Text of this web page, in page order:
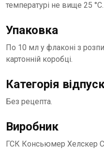
температурі не вище 25 °С.
Упаковка
По 10 мл у флаконі з
картонній коробці.
Категорія
Без рецепта.
Виробник
ГСК Консьюмер Хелскер